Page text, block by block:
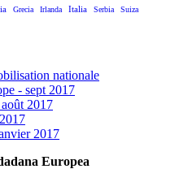
Grecia Irlanda Italia Serbia Suiza
nationale
- sept 2017
2017
2017
Europea